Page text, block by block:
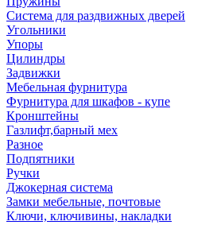
Система для раздвижных дверей
Угольники
Упоры
Цилиндры
Задвижки
Мебельная фурнитура
Фурнитура для шкафов - купе
Кронштейны
Газлифт,барный мех
Разное
Подпятники
Ручки
Джокерная система
Замки мебельные, почтовые
Ключи, ключивины, накладки